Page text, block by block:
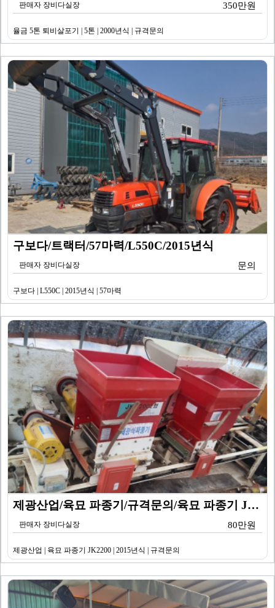
판매자 장비다실장 350만원
율금 5톤 퇴비살포기 | 5톤 | 2000년식 | 규격문의
구보다/트랙터/57마력/L550C/2015년식
판매자 장비다실장 문의
구보다 | L550C | 2015년식 | 57마력
제광산업/육묘 파종기/규격문의/육묘 파종기 JK2200…
판매자 장비다실장 80만원
제광산업 | 육묘 파종기 JK2200 | 2015년식 | 규격문의